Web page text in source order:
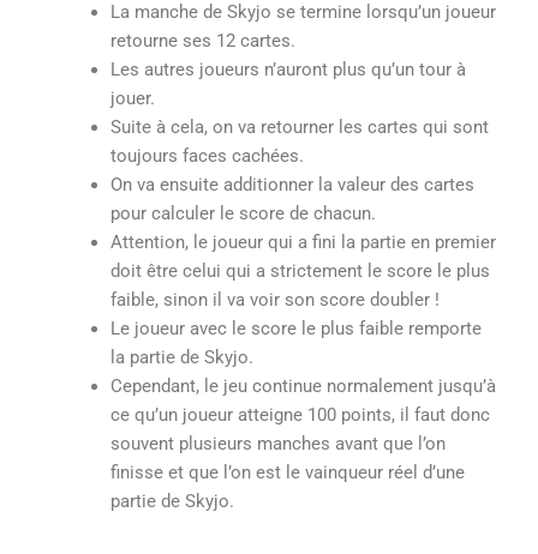
La manche de Skyjo se termine lorsqu’un joueur
retourne ses 12 cartes.
Les autres joueurs n’auront plus qu’un tour à
jouer.
Suite à cela, on va retourner les cartes qui sont
toujours faces cachées.
On va ensuite additionner la valeur des cartes
pour calculer le score de chacun.
Attention, le joueur qui a fini la partie en premier
doit être celui qui a strictement le score le plus
faible, sinon il va voir son score doubler !
Le joueur avec le score le plus faible remporte
la partie de Skyjo.
Cependant, le jeu continue normalement jusqu’à
ce qu’un joueur atteigne 100 points, il faut donc
souvent plusieurs manches avant que l’on
finisse et que l’on est le vainqueur réel d’une
partie de Skyjo.